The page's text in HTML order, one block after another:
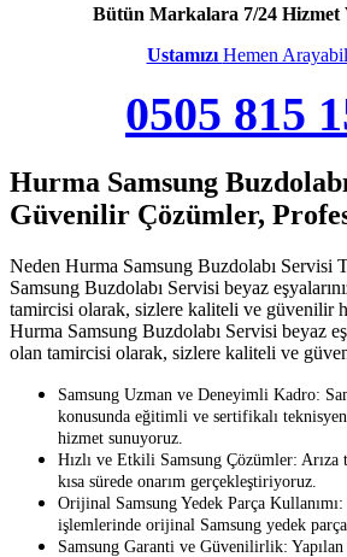
Bütün Markalara 7/24 Hizmet
Ustamızı Hemen
0505 815
Hurma Samsung
Güvenilir Çözümler,
Neden Hurma Samsung Buzdolabı Servisi
Samsung Buzdolabı Servisi beyaz
tamircisi olarak, sizlere kaliteli ve güvenilir
Hurma Samsung Buzdolabı Servisi beyaz
olan tamircisi olarak, sizlere kaliteli ve
Samsung Uzman ve Deneyimli Kadro:
konusunda eğitimli ve sertifikalı
hizmet sunuyoruz.
Hızlı ve Etkili Samsung Çözümler: Arıza
kısa sürede onarım gerçekleştiriyoruz.
Orijinal Samsung Yedek Parça
işlemlerinde orijinal Samsung yedek
Samsung Garanti ve Güvenilirlik: